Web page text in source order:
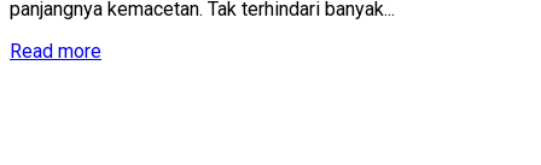
panjangnya kemacetan. Tak terhindari banyak...
Read more